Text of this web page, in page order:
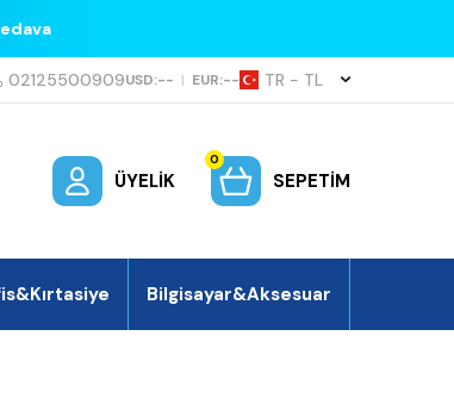
02125500909USD:-- | EUR:-- TR − TL
ÜYELIK
0
SEPETIM
Bilgisayar&Aksesuar